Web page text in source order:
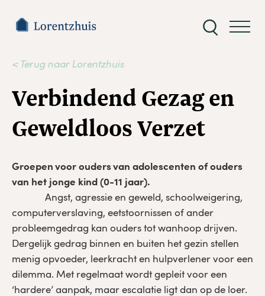
Zoeken
< Terug naar Lorentzhuis
Verbindend Gezag en
Geweldloos Verzet
Groepen voor ouders van adolescenten of ouders
van het jonge kind (0-11 jaar).
Angst, agressie en geweld, schoolweigering,
computerverslaving, eetstoornissen of ander
probleemgedrag kan ouders tot wanhoop drijven.
Dergelijk gedrag binnen en buiten het gezin stellen
menig opvoeder, leerkracht en hulpverlener voor een
dilemma. Met regelmaat wordt gepleit voor een
‘hardere’ aanpak, maar escalatie ligt dan op de loer.